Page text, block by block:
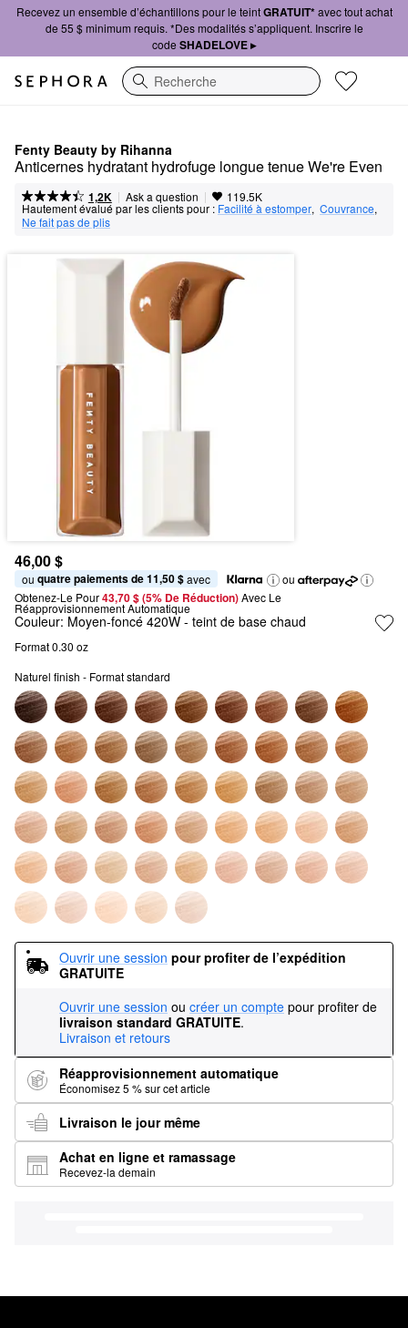
Recevez un ensemble d’échantillons pour le teintGRATUIT*avec tout achat
de 55 $ minimum requis. *Des modalités s’appliquent. Inscrire le
code SHADELOVE ▸
Recherche
Fenty Beauty by Rihanna
Anticernes hydratant hydrofuge longue tenue We're Even
1,2K | Ask a question | 119.5K
Hautement évalué par les clients pour : Facilité à estomper, Couvrance,
Ne fait pas de plis
46,00 $
ou quatre paiements de 11,50 $ avec
ou
Obtenez-Le Pour43,70 $ (5% De Réduction) Avec Le
Réapprovisionnement Automatique
Couleur: Moyen-foncé 420W - teint de base chaud
Format 0.30 oz
Naturel finish - Format standard
Ouvrir une session pour profiter de l’expédition
GRATUITE
Ouvrir une session ou créer un compte pour profiter de
livraison standard GRATUITE.
Livraison et retours
Réapprovisionnement automatique
Économisez 5 % sur cet article
Livraison le jour même
Achat en ligne et ramassage
Recevez-la demain